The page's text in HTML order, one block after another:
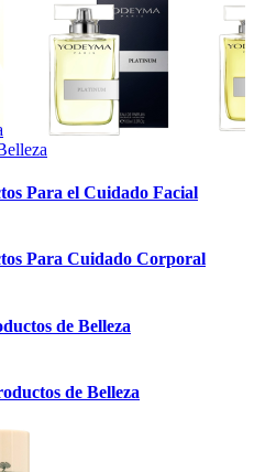
Para el Cuidado Facial
Para Cuidado Corporal
de Belleza
de Belleza